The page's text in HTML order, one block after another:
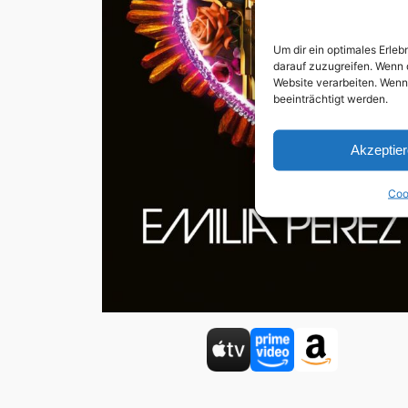
Um dir ein optimales
darauf zuzugreifen.
Website verarbeiten.
beeinträchtigt werden.